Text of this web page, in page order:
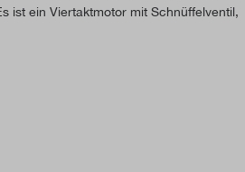
ist ein Viertaktmotor mit Schnüffelventil,